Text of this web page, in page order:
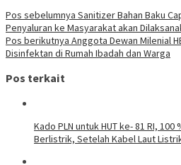
Pos sebelumnya Sanitizer Bahan Baku
Penyaluran ke Masyarakat akan
Pos berikutnya Anggota Dewan Milenial
Disinfektan di Rumah Ibadah dan Warga
Pos terkait
Kado PLN untuk HUT ke- 81 RI,
Berlistrik, Setelah Kabel Laut